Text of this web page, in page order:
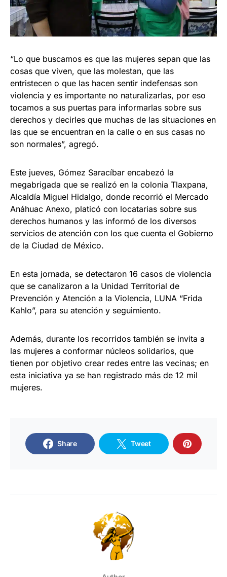
“Lo que buscamos es que las mujeres sepan que las
cosas que viven, que las molestan, que las
entristecen o que las hacen sentir indefensas son
violencia y es importante no naturalizarlas, por eso
tocamos a sus puertas para informarlas sobre sus
derechos y decirles que muchas de las situaciones en
las que se encuentran en la calle o en sus casas no
son normales”, agregó.
Este jueves, Gómez Saracíbar encabezó la
megabrigada que se realizó en la colonia Tlaxpana,
Alcaldía Miguel Hidalgo, donde recorrió el Mercado
Anáhuac Anexo, platicó con locatarias sobre sus
derechos humanos y las informó de los diversos
servicios de atención con los que cuenta el Gobierno
de la Ciudad de México.
En esta jornada, se detectaron 16 casos de violencia
que se canalizaron a la Unidad Territorial de
Prevención y Atención a la Violencia, LUNA “Frida
Kahlo”, para su atención y seguimiento.
Además, durante los recorridos también se invita a
las mujeres a conformar núcleos solidarios, que
tienen por objetivo crear redes entre las vecinas; en
esta iniciativa ya se han registrado más de 12 mil
mujeres.
Share Tweet